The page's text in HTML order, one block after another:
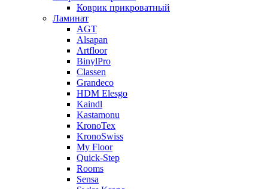
Коврик прикроватный
Ламинат
AGT
Alsapan
Artfloor
BinylPro
Classen
Grandeco
HDM Elesgo
Kaindl
Kastamonu
KronoTex
KronoSwiss
My Floor
Quick-Step
Rooms
Sensa